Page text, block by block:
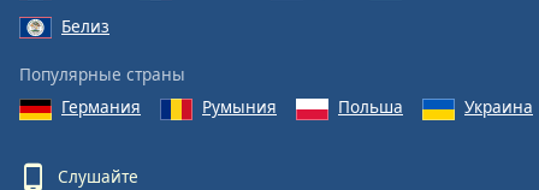
Белиз
Популярные страны
Германия
Румыния Польша Украина
Слушайте